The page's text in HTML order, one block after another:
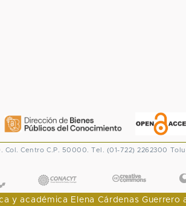
Col. Centro C.P. 50000. Tel. (01-722) 2262300
y académica Elena Cárdenas